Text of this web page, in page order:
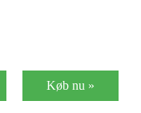
Køb nu »